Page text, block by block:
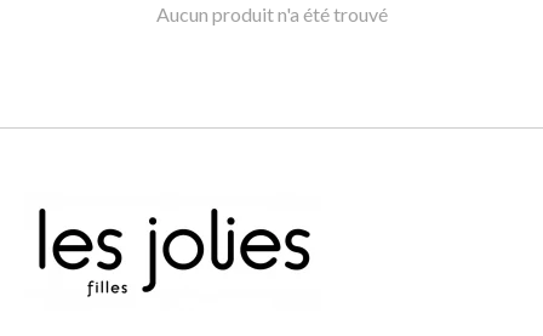
Aucun produit n'a été trouvé